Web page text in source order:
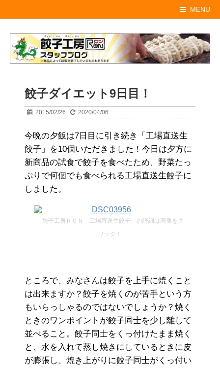
MENU
餃子ダイエット9日目！
2015/02/26 2020/04/06
今晩の夕飯は7日目に引き続き「工場直送生
餃子」を10個いただきました！今日は夕方に
新商品の試食で餃子を食べたため、野菜たっ
ぷりで何個でも食べられる工場直送生餃子に
しました。
「餃子工房ＲＯＮ 工場直送生餃子」の詳細は画像をク
リック！
ところで、みなさんは餃子を上手に焼くこと
は出来ますか？餃子を焼くのが苦手という方
もいらっしゃるのではないでしょうか？焼く
ときのワンポイントが餃子同士を少し離して
並べること。餃子同士をくっ付けたまま焼く
と、水を入れて蒸し焼きにしているときに皮
が膨張し、焼き上がりに餃子同士がくっ付い